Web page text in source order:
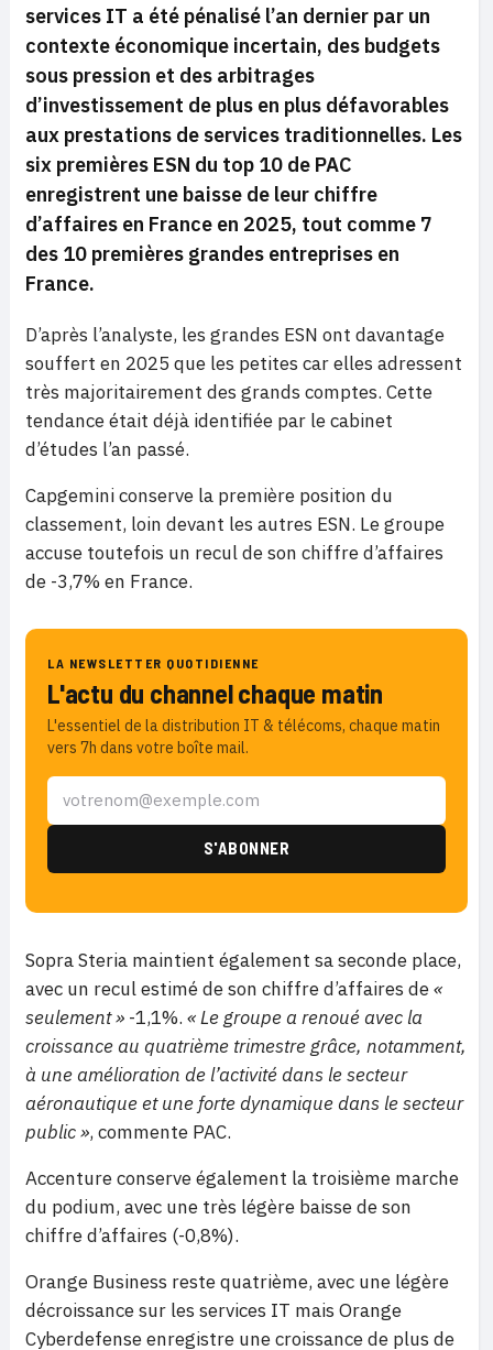
services IT a été pénalisé l’an dernier par un
contexte économique incertain, des budgets
sous pression et des arbitrages
d’investissement de plus en plus défavorables
aux prestations de services traditionnelles. Les
six premières ESN du top 10 de PAC
enregistrent une baisse de leur chiffre
d’affaires en France en 2025, tout comme 7
des 10 premières grandes entreprises en
France.
D’après l’analyste, les grandes ESN ont davantage
souffert en 2025 que les petites car elles adressent
très majoritairement des grands comptes. Cette
tendance était déjà identifiée par le cabinet
d’études l’an passé.
Capgemini conserve la première position du
classement, loin devant les autres ESN. Le groupe
accuse toutefois un recul de son chiffre d’affaires
de -3,7% en France.
LA NEWSLETTER QUOTIDIENNE
L'actu du channel chaque matin
L'essentiel de la distribution IT & télécoms, chaque matin
vers 7h dans votre boîte mail.
Sopra Steria maintient également sa seconde place,
avec un recul estimé de son chiffre d’affaires de«
seulement » -1,1%. « Le groupe a renoué avec la
croissance au quatrième trimestre grâce, notamment,
à une amélioration de l’activité dans le secteur
aéronautique et une forte dynamique dans le secteur
public », commente PAC.
Accenture conserve également la troisième marche
du podium, avec une très légère baisse de son
chiffre d’affaires (-0,8%).
Orange Business reste quatrième, avec une légère
décroissance sur les services IT mais Orange
Cyberdefense enregistre une croissance de plus de